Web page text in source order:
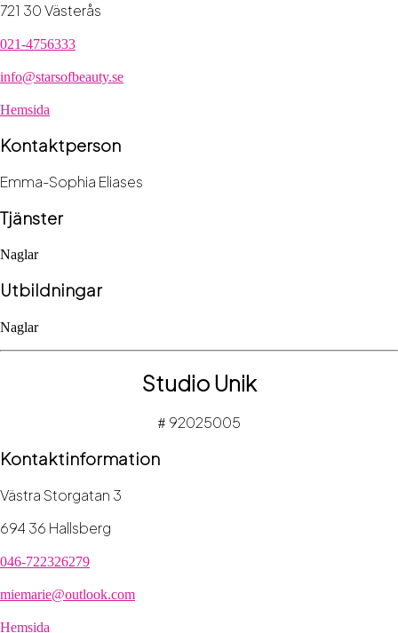
721 30 Västerås
021-4756333
info@starsofbeauty.se
Hemsida
Kontaktperson
Emma-Sophia Eliases
Tjänster
Naglar
Utbildningar
Naglar
Studio Unik
# 92025005
Kontaktinformation
Västra Storgatan 3
694 36 Hallsberg
046-722326279
miemarie@outlook.com
Hemsida